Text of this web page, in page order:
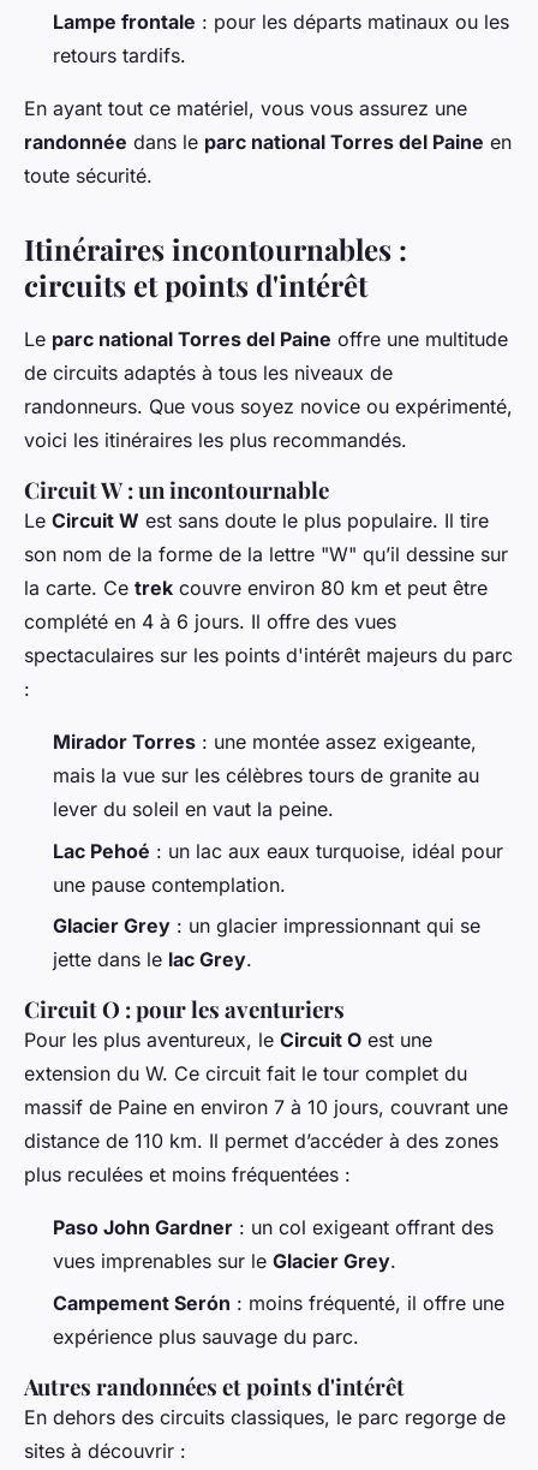
Lampe frontale : pour les départs matinaux ou les
retours tardifs.
En ayant tout ce matériel, vous vous assurez une
randonnée dans le parc national Torres del Paine en
toute sécurité.
Itinéraires incontournables :
circuits et points d'intérêt
Le parc national Torres del Paine offre une multitude
de circuits adaptés à tous les niveaux de
randonneurs. Que vous soyez novice ou expérimenté,
voici les itinéraires les plus recommandés.
Circuit W : un incontournable
Le Circuit W est sans doute le plus populaire. Il tire
son nom de la forme de la lettre "W" qu’il dessine sur
la carte. Ce trek couvre environ 80 km et peut être
complété en 4 à 6 jours. Il offre des vues
spectaculaires sur les points d'intérêt majeurs du parc
:
Mirador Torres : une montée assez exigeante,
mais la vue sur les célèbres tours de granite au
lever du soleil en vaut la peine.
Lac Pehoé : un lac aux eaux turquoise, idéal pour
une pause contemplation.
Glacier Grey : un glacier impressionnant qui se
jette dans le lac Grey.
Circuit O : pour les aventuriers
Pour les plus aventureux, le Circuit O est une
extension du W. Ce circuit fait le tour complet du
massif de Paine en environ 7 à 10 jours, couvrant une
distance de 110 km. Il permet d’accéder à des zones
plus reculées et moins fréquentées :
Paso John Gardner : un col exigeant offrant des
vues imprenables sur le Glacier Grey.
Campement Serón : moins fréquenté, il offre une
expérience plus sauvage du parc.
Autres randonnées et points d'intérêt
En dehors des circuits classiques, le parc regorge de
sites à découvrir :